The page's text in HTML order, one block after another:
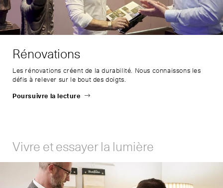
Rénovations
Les rénovations créent de la durabilité. Nous connaissons les
défis à relever sur le bout des doigts.
Poursuivre la lecture
Vivre et essayer la lumière